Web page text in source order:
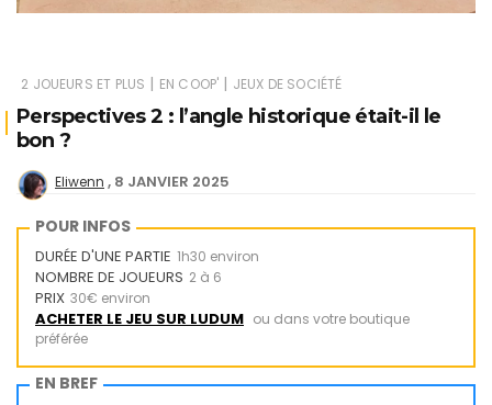
2 JOUEURS ET PLUS | EN COOP' | JEUX DE SOCIÉTÉ
Perspectives 2 : l’angle historique était-il le
bon ?
Eliwenn 8 JANVIER 2025
POUR INFOS
DURÉE D'UNE PARTIE 1h30 environ
NOMBRE DE JOUEURS 2 à 6
PRIX 30€ environ
ACHETER LE JEU SUR LUDUM ou dans votre boutique
préférée
EN BREF